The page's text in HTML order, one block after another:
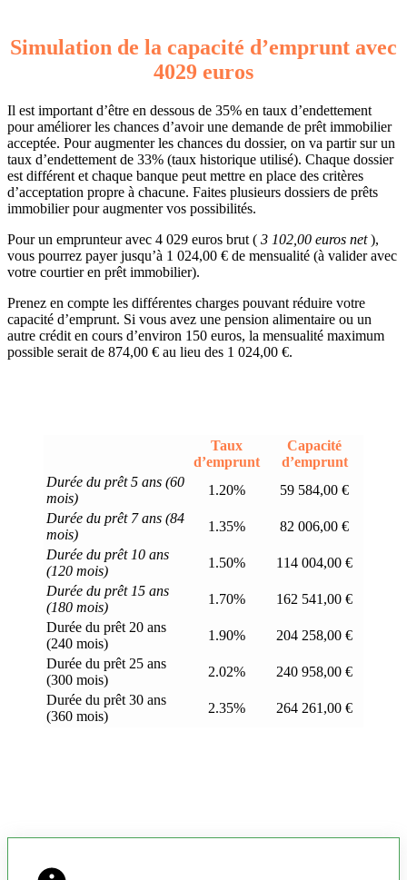
Simulation de la capacité d’emprunt avec
4029 euros
Il est important d’être en dessous de 35% en taux d’endettement
pour améliorer les chances d’avoir une demande de prêt immobilier
acceptée. Pour augmenter les chances du dossier, on va partir sur un
taux d’endettement de 33% (taux historique utilisé). Chaque dossier
est différent et chaque banque peut mettre en place des critères
d’acceptation propre à chacune. Faites plusieurs dossiers de prêts
immobilier pour augmenter vos possibilités.
Pour un emprunteur avec 4 029 euros brut ( 3 102,00 euros net),
vous pourrez payer jusqu’à 1 024,00 € de mensualité (à valider avec
votre courtier en prêt immobilier).
Prenez en compte les différentes charges pouvant réduire votre
capacité d’emprunt. Si vous avez une pension alimentaire ou un
autre crédit en cours d’environ 150 euros, la mensualité maximum
possible serait de 874,00 € au lieu des 1 024,00 €.
Taux
d’emprunt
Capacité
d’emprunt
Durée du prêt 5 ans (60
mois)
1.20%
59 584,00 €
Durée du prêt 7 ans (84
mois)
1.35%
82 006,00 €
Durée du prêt 10 ans
(120 mois)
1.50%
114 004,00 €
Durée du prêt 15 ans
(180 mois)
1.70%
162 541,00 €
Durée du prêt 20 ans
(240 mois)
1.90%
204 258,00 €
Durée du prêt 25 ans
(300 mois)
2.02%
240 958,00 €
Durée du prêt 30 ans
(360 mois)
2.35% 264 261,00 €